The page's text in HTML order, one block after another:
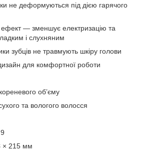
не деформуються під дією гарячого
ефект — зменшує електризацію та
і слухняним
зубців не травмують шкіру голови
для комфортної роботи
об’єму
та вологого волосся
× 215 мм